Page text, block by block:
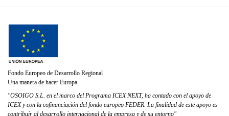
Fondo Europeo de Desarrollo Regional
Una manera de hacer Europa
"OSOIGO S.L. en el marco del Programa ICEX NEXT, ha contado con el apoyo de
ICEX y con la cofinanciación del fondo europeo FEDER. La finalidad de este apoyo es
contribuir al desarrollo internacional de la empresa y de su entorno"